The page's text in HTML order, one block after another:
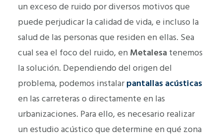
un exceso de ruido por diversos motivos que
puede perjudicar la calidad de vida, e incluso la
salud de las personas que residen en ellas. Sea
cual sea el foco del ruido, en Metalesa tenemos
la solución. Dependiendo del origen del
problema, podemos instalar pantallas acústicas
en las carreteras o directamente en las
urbanizaciones. Para ello, es necesario realizar
un estudio acústico que determine en qué zona